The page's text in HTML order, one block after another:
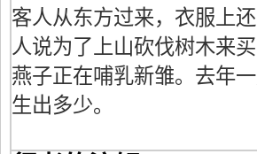
客人从东方过来，衣服上
人说为了上山砍伐树木来
燕子正在哺乳新雏。去年
生出多少。